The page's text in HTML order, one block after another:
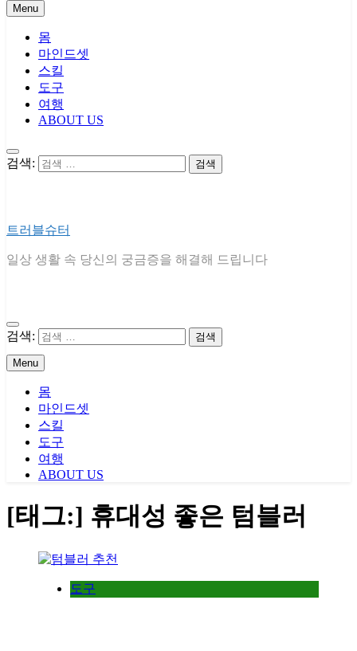
Menu
몸
마인드셋
스킬
도구
여행
ABOUT US
검색:
트러블슈터
일상 생활 속 당신의 궁금증을 해결해 드립니다
검색:
Menu
몸
마인드셋
스킬
도구
여행
ABOUT US
[태그:] 휴대성 좋은 텀블러
도구